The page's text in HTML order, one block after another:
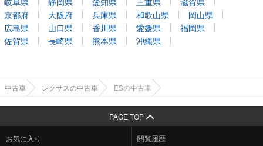
京都府
大阪府 兵庫県 和歌山県
岡山県
広島県
山口県 香川県 愛媛県
福岡県
佐賀県
長崎県 熊本県 沖縄県
中古車 レクサスの中古車 ESの中古車
PAGE TOP
お気に入り 閲覧履歴